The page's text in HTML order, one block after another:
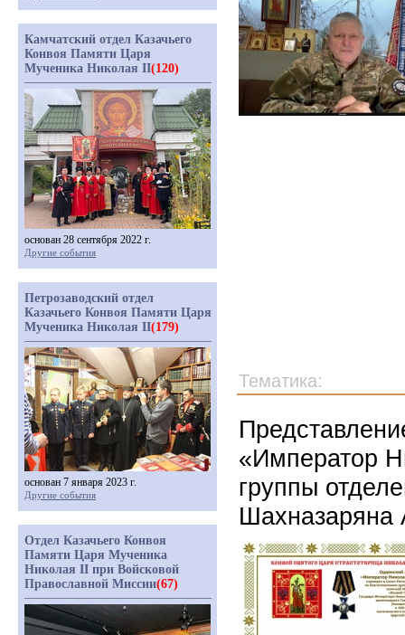
Тематика:
«Император
группы
Шахназаряна
Камчатский отдел Казачьего
Конвоя Памяти Царя
Мученика Николая II(120)
основан 28 сентября 2022 г.
Другие события
Петрозаводский отдел
Казачьего Конвоя Памяти Царя
Мученика Николая II(179)
основан 7 января 2023 г.
Другие события
Отдел Казачьего Конвоя
Памяти Царя Мученика
Николая II при Войсковой
Православной Миссии(67)